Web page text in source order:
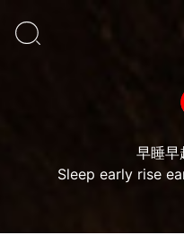

早睡早
Sleep early rise